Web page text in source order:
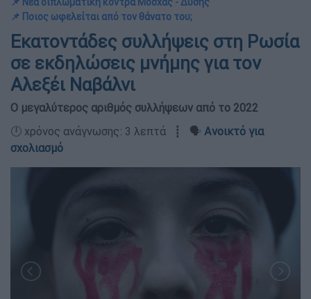
📌 Ποιος ωφελείται από τον θάνατο του;
Εκατοντάδες συλλήψεις στη Ρωσία
σε εκδηλώσεις μνήμης για τον
Αλεξέι Ναβάλνι
O μεγαλύτερος αριθμός συλλήψεων από το 2022
🕛 χρόνος ανάγνωσης: 3 λεπτά ┋ 🗣️ Ανοικτό για
σχολιασμό